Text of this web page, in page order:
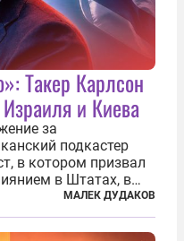
Такер Карлсон
и Киева
за
подкастер
в котором призвал
в Штатах, в
Израиль. А также
выплатить
прием мигрантов...
МАЛЕК ДУДАКОВ